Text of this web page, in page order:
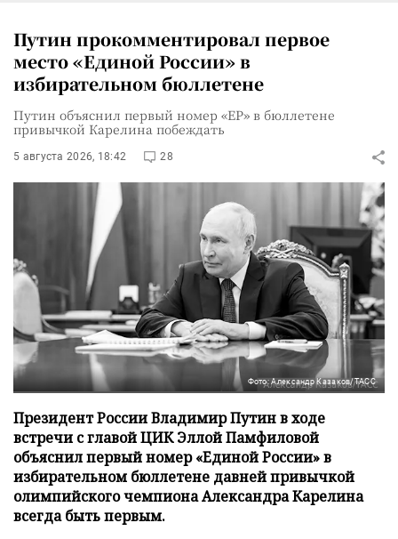
Путин прокомментировал первое
место «Единой России» в
избирательном бюллетене
Путин объяснил первый номер «ЕР» в бюллетене
привычкой Карелина побеждать
5 августа 2026, 18:42 28
Фото: Александр Казаков/ТАСС
Президент России Владимир Путин в ходе
встречи с главой ЦИК Эллой Памфиловой
объяснил первый номер «Единой России» в
избирательном бюллетене давней привычкой
олимпийского чемпиона Александра Карелина
всегда быть первым.